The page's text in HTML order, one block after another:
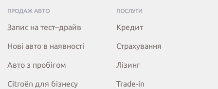
ПРОДАЖ АВТО
Запис на тест–драйв
Нові авто в наявності
Авто з пробігом
Citroёn для бізнесу
ПОСЛУГИ
Кредит
Страхування
Лізинг
Trade-in